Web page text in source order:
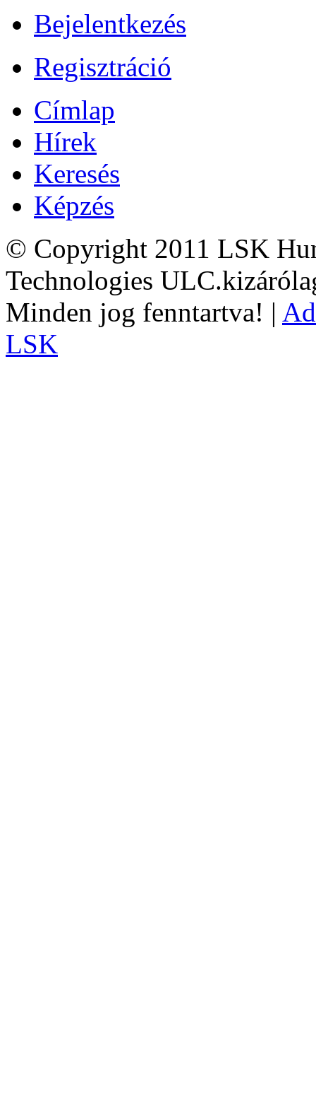
Bejelentkezés
Regisztráció
Címlap
Hírek
Keresés
Képzés
© Copyright 2011 LSK
Technologies
Minden jog fenntartva! |
LSK